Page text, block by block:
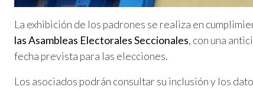
La exhibición de los padrones se realiza en
las Asambleas Electorales Seccionales, con una
fecha prevista para las elecciones.
Los asociados podrán consultar su inclusión y los